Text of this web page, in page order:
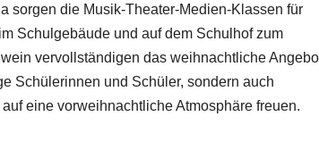
sorgen die Musik-Theater-Medien-Klassen für
Schulgebäude und auf dem Schulhof zum
vervollständigen das weihnachtliche
Schülerinnen und Schüler, sondern auch
eine vorweihnachtliche Atmosphäre freuen.